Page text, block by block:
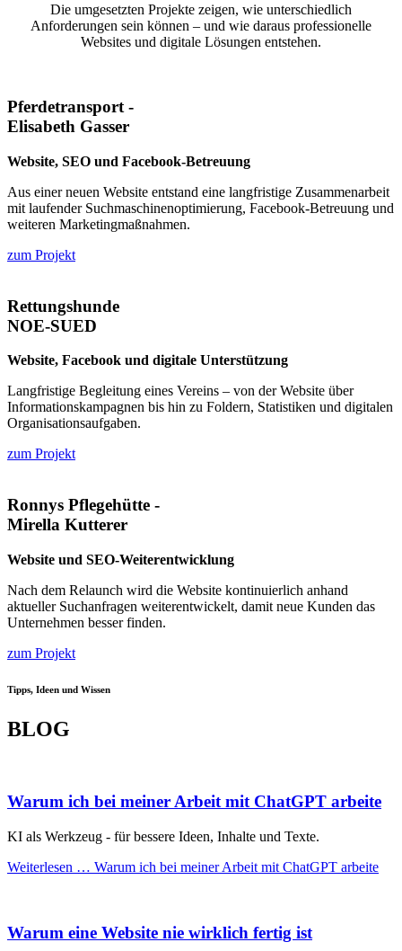
Die umgesetzten Projekte zeigen, wie unterschiedlich
Anforderungen sein können – und wie daraus professionelle
Websites und digitale Lösungen entstehen.
Pferdetransport -
Elisabeth Gasser
Website, SEO und Facebook-Betreuung
Aus einer neuen Website entstand eine langfristige Zusammenarbeit
mit laufender Suchmaschinenoptimierung, Facebook-Betreuung und
weiteren Marketingmaßnahmen.
zum Projekt
Rettungshunde
NOE-SUED
Website, Facebook und digitale Unterstützung
Langfristige Begleitung eines Vereins – von der Website über
Informationskampagnen bis hin zu Foldern, Statistiken und digitalen
Organisationsaufgaben.
zum Projekt
Ronnys Pflegehütte -
Mirella Kutterer
Website und SEO-Weiterentwicklung
Nach dem Relaunch wird die Website kontinuierlich anhand
aktueller Suchanfragen weiterentwickelt, damit neue Kunden das
Unternehmen besser finden.
zum Projekt
Tipps, Ideen und Wissen
BLOG
Warum ich bei meiner Arbeit mit ChatGPT arbeite
KI als Werkzeug - für bessere Ideen, Inhalte und Texte.
Weiterlesen … Warum ich bei meiner Arbeit mit ChatGPT arbeite
Warum eine Website nie wirklich fertig ist